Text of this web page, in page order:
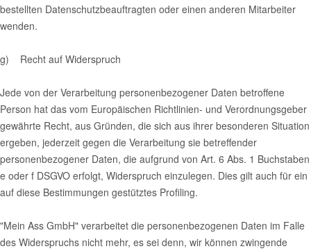
bestellten Datenschutzbeauftragten oder einen anderen Mitarbeiter
wenden.
g) Recht auf Widerspruch
Jede von der Verarbeitung personenbezogener Daten betroffene
Person hat das vom Europäischen Richtlinien- und Verordnungsgeber
gewährte Recht, aus Gründen, die sich aus ihrer besonderen Situation
ergeben, jederzeit gegen die Verarbeitung sie betreffender
personenbezogener Daten, die aufgrund von Art. 6 Abs. 1 Buchstaben
e oder f DSGVO erfolgt, Widerspruch einzulegen. Dies gilt auch für ein
auf diese Bestimmungen gestütztes Profiling.
"Mein Ass GmbH" verarbeitet die personenbezogenen Daten im Falle
des Widerspruchs nicht mehr, es sei denn, wir können zwingende